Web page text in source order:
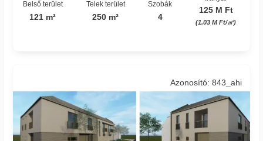
Belső terület
121 m²
Telek terület
250 m²
Szobák
4
125 M Ft
(1.03 M Ft/㎡)
Azonosító: 843_ahi